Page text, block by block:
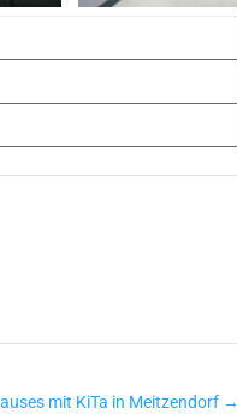
mit KiTa in Meitzendorf →